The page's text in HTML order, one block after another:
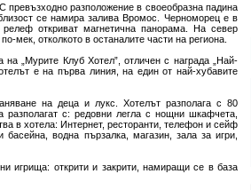
разположение в своеобразна падина
се намира залива Вромос. Черноморец е в
откриват магнетична панорама. На север
мек, отколкото в останалите части на региона.
на „Мурите Клуб Хотел”, отличен с награда „Най-
е на първа линия, на един от най-хубавите
на деца и лукс. Хотелът разполага с 80
с: редовни легла с нощни шкафчета,
в хотела: Интернет, ресторанти, телефон и сейф
водна пързалка, магазин, зала за игри,
игрища: открити и закрити, намиращи се в база